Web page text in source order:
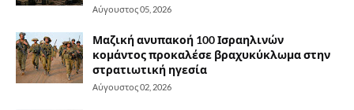
Αύγουστος 05, 2026
Μαζική ανυπακοή 100 Ισραηλινών
κομάντος προκαλέσε βραχυκύκλωμα στην
στρατιωτική ηγεσία
Αύγουστος 02, 2026